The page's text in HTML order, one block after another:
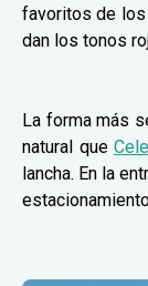
favoritos de los
dan los tonos
La forma más
natural que
lancha. En la